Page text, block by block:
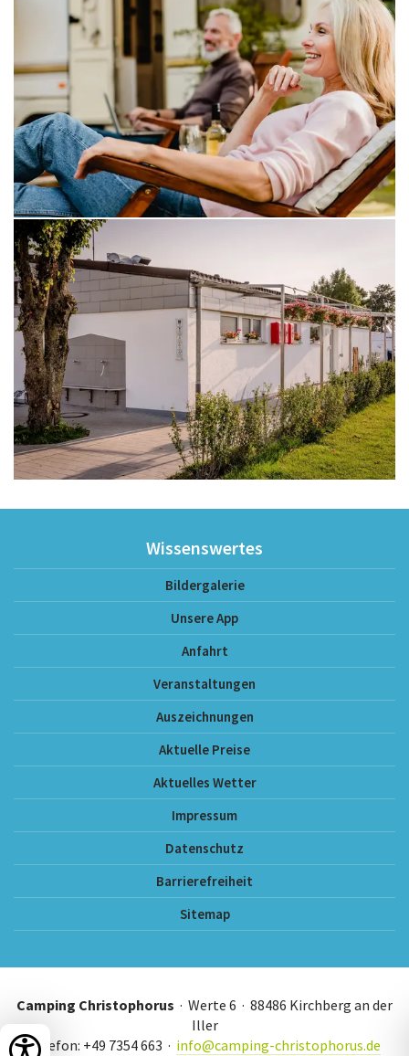
Wissenswertes
Bildergalerie
Unsere App
Anfahrt
Veranstaltungen
Auszeichnungen
Aktuelle Preise
Aktuelles Wetter
Impressum
Datenschutz
Barrierefreiheit
Sitemap
Camping Christophorus · Werte 6 · 88486 Kirchberg an der
Iller
Telefon: +49 7354 663 · info@camping-christophorus.de